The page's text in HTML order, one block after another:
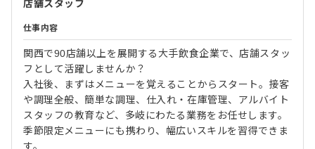
店舗スタッフ
仕事内容
関西で90店舗以上を展開する大手飲食企業で、店舗スタッ
フとして活躍しませんか？
入社後、まずはメニューを覚えることからスタート。接客
や調理全般、簡単な調理、仕入れ・在庫管理、アルバイト
スタッフの教育など、多岐にわたる業務をお任せします。
季節限定メニューにも携わり、幅広いスキルを習得できま
す。